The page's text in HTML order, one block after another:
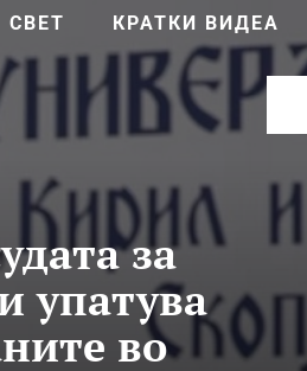
СВЕТ КРАТКИ ВИДЕА
за
упатува
во